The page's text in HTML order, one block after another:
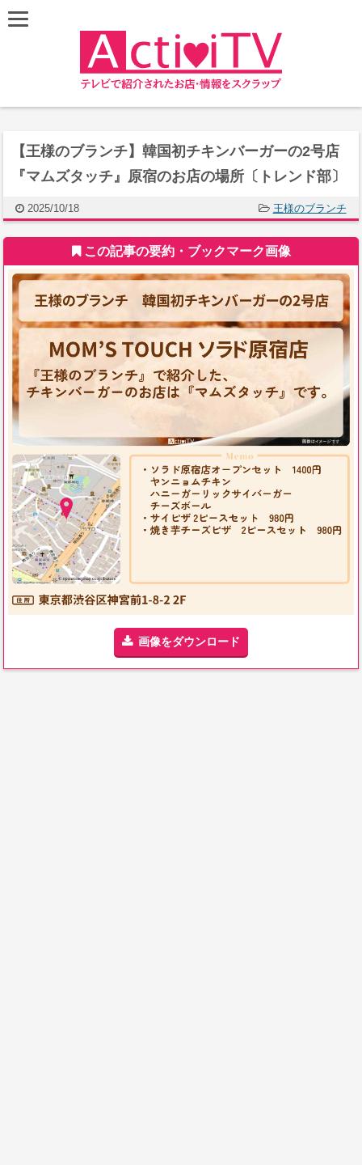
【王様のブランチ】韓国初チキンバーガーの2号店
『マムズタッチ』原宿のお店の場所〔トレンド部〕
2025/10/18 王様のブランチ
この記事の要約・ブックマーク画像
画像をダウンロード